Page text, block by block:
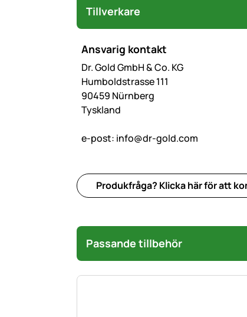
Tillverkare
Ansvarig kontakt
Dr. Gold GmbH & Co. KG
Humboldstrasse 111
90459 Nürnberg
Tyskland
e-post: info@dr-gold.com
Produkfråga? Klicka här för att
Passande tillbehör